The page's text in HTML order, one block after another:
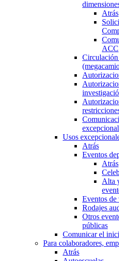
Atrás
ACC
Circulación
Usos
Atrás
Eventos
Atrás
Alta
Eventos
Rodajes
Otros
públicas
Comunicar el
Para colaboradores,
Atrás